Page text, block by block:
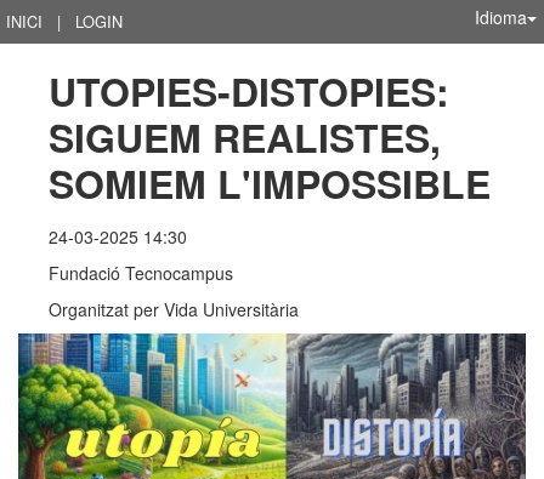
INICI | LOGIN Idioma
UTOPIES-DISTOPIES:
SIGUEM REALISTES,
SOMIEM L'IMPOSSIBLE
24-03-2025 14:30
Fundació Tecnocampus
Organitzat per Vida Universitària